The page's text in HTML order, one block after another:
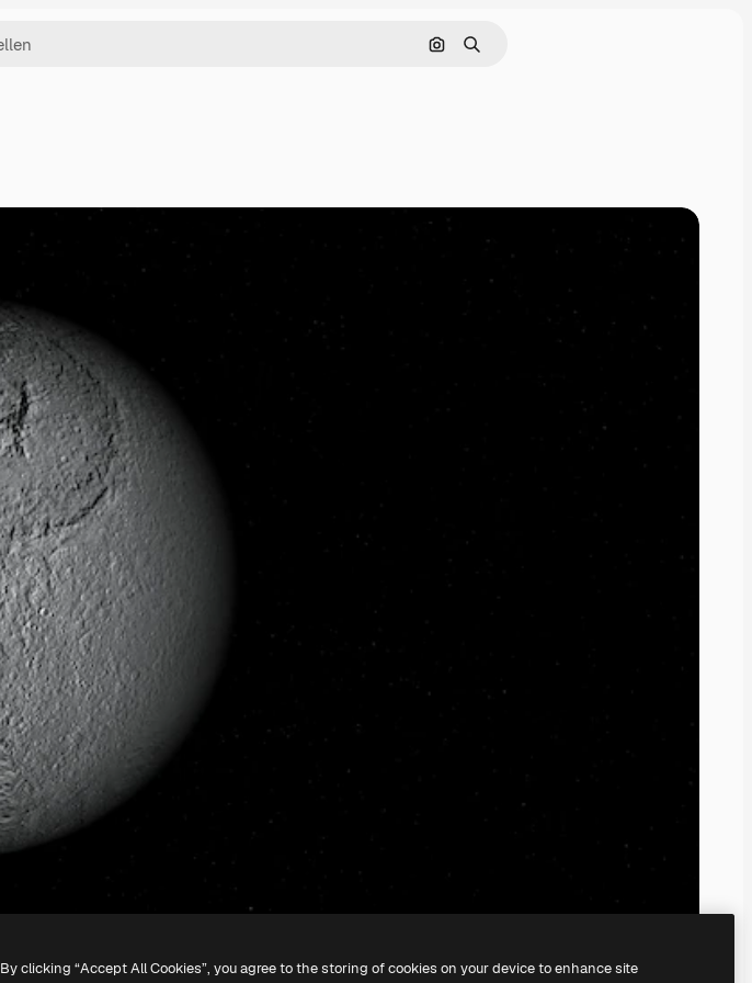
Nach Bild suchen
Suchen
By clicking “Accept All Cookies”, you agree to the storing of cookies on your device to enhance site